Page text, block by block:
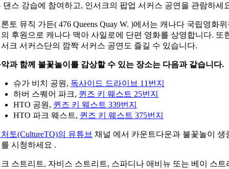
댄스 강습에 참여하고, 인서크의 팝업 서커스 공연을 관람하세
토 뮤직 가든( 476 Queens Quay W. )에서는 캐나다 국립영화위
후원으로 캐나다 맥아 사일로에 단편 영화를 상영합니다. 또
크 서커스단의 깜짝 서커스 공연도 ​​즐길 수 있습니다.
과 함께 불꽃놀이를 감상할 수 있는 장소는 다음과 같습니다.
슈가 비치 공원, 독사이드 드라이브 11번지
하버 스퀘어 파크, 퀸즈 키 웨스트 25번지
HTO 공원, 퀸즈 키 웨스트 339번지
HTO 파크 웨스트, 퀸즈 키 웨스트 375번지
토(CultureTO)의 유튜브 채널 에서 카운트다운과 불꽃놀이 생
시청하세요 .
스트리트, 자비스 스트리트, 스파디나 애비뉴 또는 베이 스트